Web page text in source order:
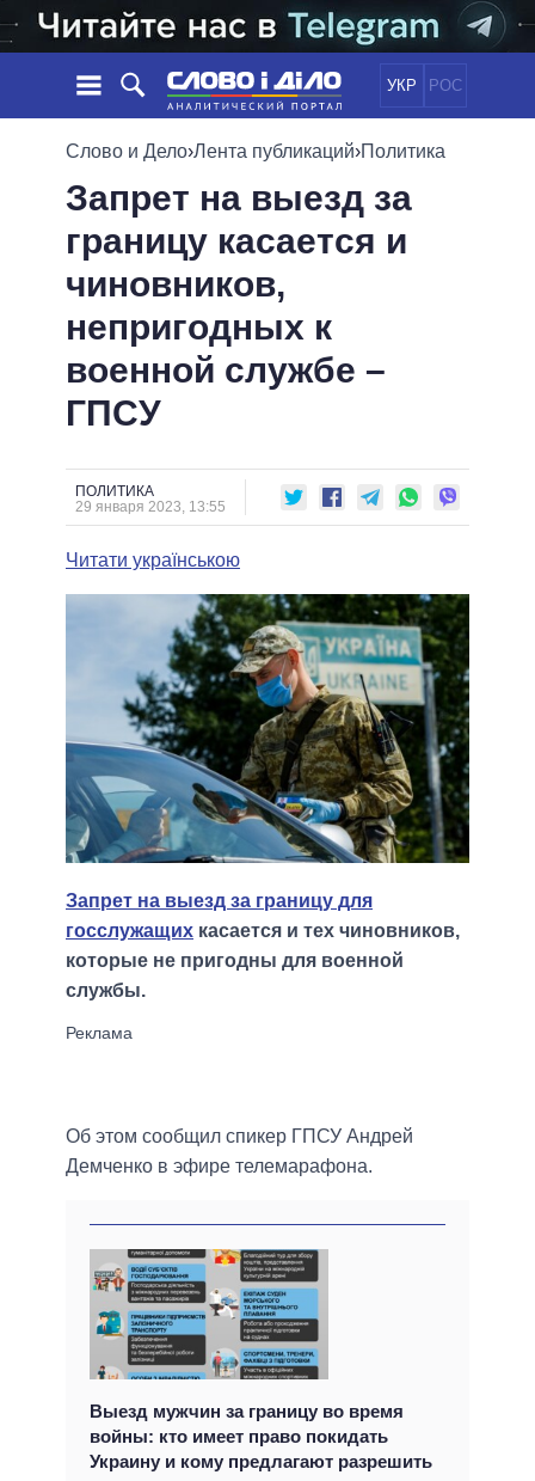
УКР РОС
НОВОСТИ
ЛЕНТА
СОБЫТИЯ
СТАТЬИ
ОБЗОРЫ
ДАЙДЖЕСТЫ
ПОЛИТИКА
ЭКОНОМИКА
ОБЕЩАНИЯ
ПОЛИТИКИ
ПРЕЗИДЕНТ И ОФИС
ВЕРХОВНАЯ РАДА
КАБИНЕТ МИНИСТРОВ
МЭРЫ
ВСЕ ПЕРСОНЫ
ИНФОГРАФИКА
ВИДЕО
СРАВНЕНИЕ ПОЛИТИКОВ
Слово и Дело›Лента публикаций›Политика
Запрет на выезд за
границу касается и
чиновников,
непригодных к
военной службе –
ГПСУ
ПОЛИТИКА
29 января 2023, 13:55
Читати українською
Запрет на выезд за границу для
госслужащих касается и тех чиновников,
которые не пригодны для военной
службы.
Об этом сообщил спикер ГПСУ Андрей
Демченко в эфире телемарафона.
Выезд мужчин за границу во время
войны: кто имеет право покидать
Украину и кому предлагают разрешить